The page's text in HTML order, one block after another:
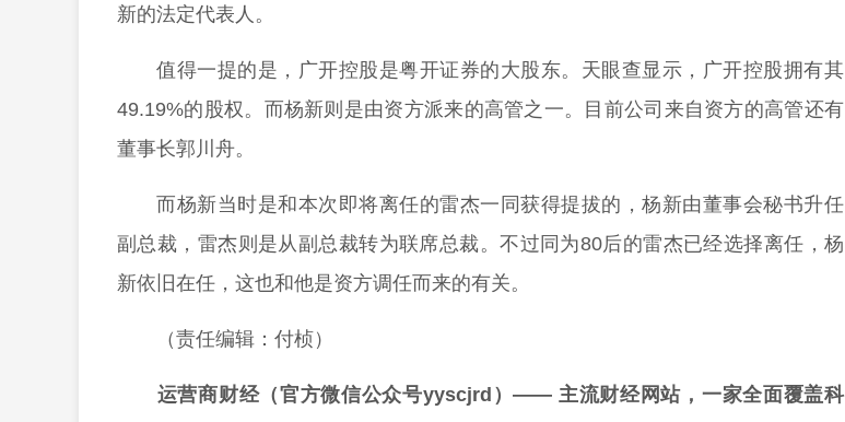
新的法定代表人。
值得一提的是，广开控股是粤开证券的大股东。天眼查显示，广开控股拥有其
49.19%的股权。而杨新则是由资方派来的高管之一。目前公司来自资方的高管还有
董事长郭川舟。
而杨新当时是和本次即将离任的雷杰一同获得提拔的，杨新由董事会秘书升任
副总裁，雷杰则是从副总裁转为联席总裁。不过同为80后的雷杰已经选择离任，杨
新依旧在任，这也和他是资方调任而来的有关。
（责任编辑：付桢）
运营商财经（官方微信公众号yyscjrd）—— 主流财经网站，一家全面覆盖科